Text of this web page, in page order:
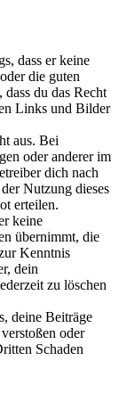
dass er keine
die guten
du das Recht
Links und Bilder
aus. Bei
oder anderer im
dich nach
Nutzung dieses
erteilen.
keine
übernimmt, die
Kenntnis
dein
zu löschen
deine Beiträge
oder
Schaden